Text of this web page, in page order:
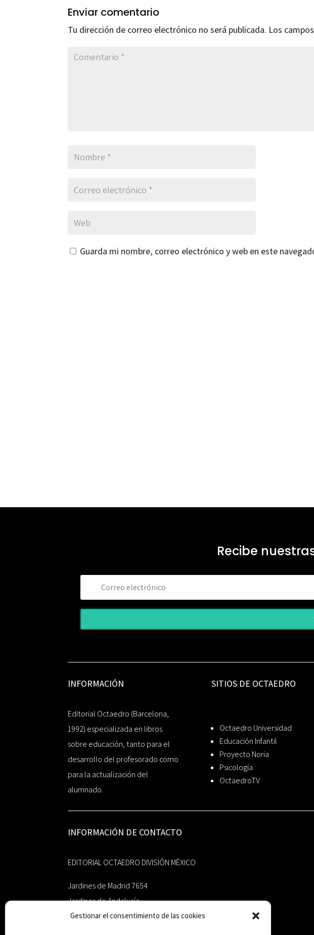
Gestionar el consentimiento de las cookies
Enviar comentario
Tu dirección de correo electrónico no será publicada. Los
Guarda mi nombre, correo electrónico y web en este
Recibe
INFORMACIÓN
Editorial Octaedro (Barcelona,
1992) especializada en libros
sobre educación, tanto para el
desarrollo del profesorado como
para la actualización del
alumnado.
SITIOS DE OCTAEDRO
Octaedro Universidad
Educación Infantil
Proyecto Noria
Psicología
OctaedroTV
INFORMACIÓN DE CONTACTO
EDITORIAL OCTAEDRO DIVISIÓN MÉXICO
Jardines de Madrid 7654
Jardines de Andalucía
Guadalupe, Nuevo León